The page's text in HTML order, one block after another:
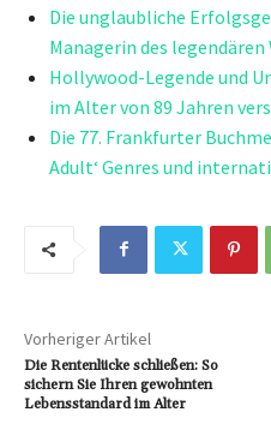
Die unglaubliche
Managerin des legendären
Hollywood-Legende und
im Alter von 89 Jahren
Die 77. Frankfurter
Adult‘ Genres und
Vorheriger Artikel
Die Rentenlücke schließen: So
sichern Sie Ihren gewohnten
Lebensstandard im Alter